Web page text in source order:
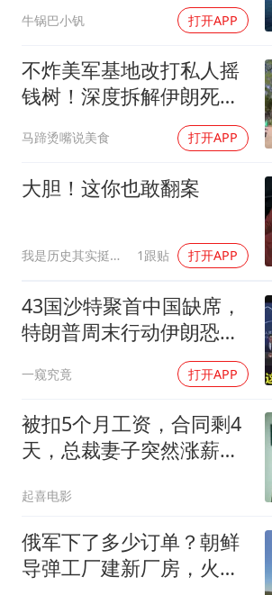
牛锅巴小钒 打开APP
不炸美军基地改打私人摇
钱树！深度拆解伊朗死掐
特朗普七寸的生死局，这
招到底有多绝？
马蹄烫嘴说美食 打开APP
大胆！这你也敢翻案
我是历史其实挺有趣 1跟贴 打开APP
43国沙特聚首中国缺席，
特朗普周末行动伊朗恐遭
一窥究竟 打开APP
被扣5个月工资，合同剩4
天，总裁妻子突然涨薪续
起喜电影
俄军下了多少订单？朝鲜
导弹工厂建新厂房，火星